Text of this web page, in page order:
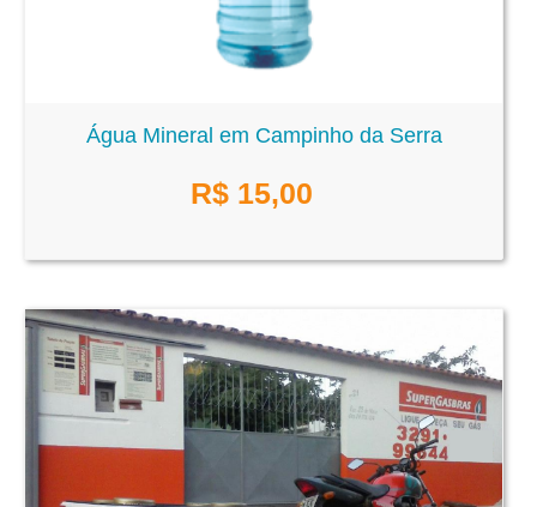
Água Mineral em Campinho da Serra
R$ 15,00